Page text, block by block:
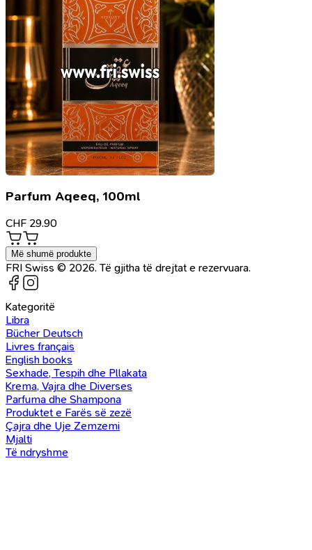
Parfum Aqeeq, 100ml
CHF 29.90
Më shumë produkte
FRI Swiss © 2026. Të gjitha të drejtat e rezervuara.
Kategoritë
Libra
Bücher Deutsch
Livres français
English books
Sexhade, Tespih dhe Pllakata
Krema, Vajra dhe Diverses
Parfuma dhe Shampona
Produktet e Farës së zezë
Çajra dhe Uje Zemzemi
Mjalti
Të ndryshme